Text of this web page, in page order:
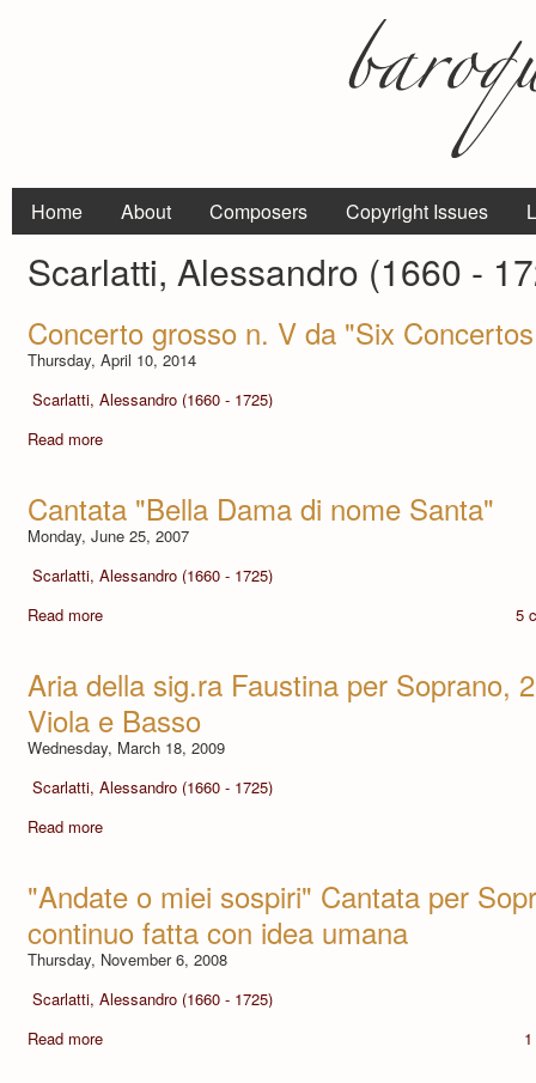
Home About Composers Copyright Issues
Scarlatti, Alessandro (1660 -
Concerto grosso n. V da "Six
Thursday, April 10, 2014
Scarlatti, Alessandro (1660 - 1725)
Read more
Cantata "Bella Dama di nome Santa"
Monday, June 25, 2007
Scarlatti, Alessandro (1660 - 1725)
Read more
5
Aria della sig.ra Faustina per Soprano,
Viola e Basso
Wednesday, March 18, 2009
Scarlatti, Alessandro (1660 - 1725)
Read more
"Andate o miei sospiri" Cantata per
continuo fatta con idea umana
Thursday, November 6, 2008
Scarlatti, Alessandro (1660 - 1725)
Read more